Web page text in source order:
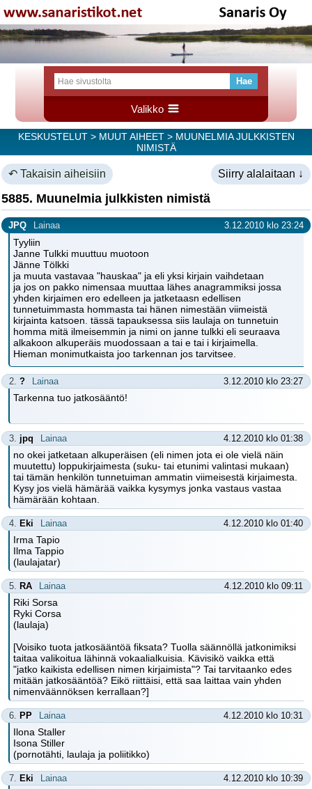
Valikko
KESKUSTELUT> MUUT AIHEET> MUUNELMIA JULKKISTEN
NIMISTÄ
↶ Takaisin aiheisiin Siirry alalaitaan ↓
5885. Muunelmia julkkisten nimistä
JPQ Lainaa 3.12.2010 klo 23:24
Tyyliin
Janne Tulkki muuttuu muotoon
Jänne Tölkki
ja muuta vastavaa "hauskaa" ja eli yksi kirjain vaihdetaan
ja jos on pakko nimensaa muuttaa lähes anagrammiksi jossa
yhden kirjaimen ero edelleen ja jatketaasn edellisen
tunnetuimmasta hommasta tai hänen nimestään viimeistä
kirjainta katsoen. tässä tapauksessa siis laulaja on tunnetuin
homma mitä ilmeisemmin ja nimi on janne tulkki eli seuraava
alkakoon alkuperäis muodossaan a tai e tai i kirjaimella.
Hieman monimutkaista joo tarkennan jos tarvitsee.
2. ? Lainaa 3.12.2010 klo 23:27
Tarkenna tuo jatkosääntö!
3. jpq Lainaa 4.12.2010 klo 01:38
no okei jatketaan alkuperäisen (eli nimen jota ei ole vielä näin
muutettu) loppukirjaimesta (suku- tai etunimi valintasi mukaan)
tai tämän henkilön tunnetuiman ammatin viimeisestä kirjaimesta.
Kysy jos vielä hämärää vaikka kysymys jonka vastaus vastaa
hämärään kohtaan.
4. Eki Lainaa 4.12.2010 klo 01:40
Irma Tapio
Ilma Tappio
(laulajatar)
5. RA Lainaa 4.12.2010 klo 09:11
Riki Sorsa
Ryki Corsa
(laulaja)
[Voisiko tuota jatkosääntöä fiksata? Tuolla säännöllä jatkonimiksi
taitaa valikoitua lähinnä vokaalialkuisia. Kävisikö vaikka että
"jatko kaikista edellisen nimen kirjaimista"? Tai tarvitaanko edes
mitään jatkosääntöä? Eikö riittäisi, että saa laittaa vain yhden
nimenväännöksen kerrallaan?]
6. PP Lainaa 4.12.2010 klo 10:31
Ilona Staller
Isona Stiller
(pornotähti, laulaja ja poliitikko)
7. Eki Lainaa 4.12.2010 klo 10:39